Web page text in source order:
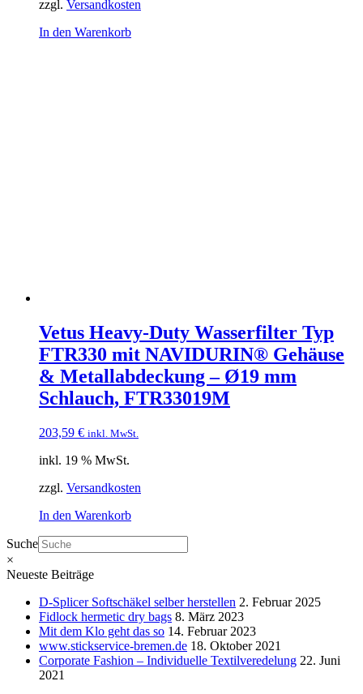
zzgl. Versandkosten
In den Warenkorb
Vetus Heavy-Duty Wasserfilter Typ
FTR330 mit NAVIDURIN® Gehäuse
& Metallabdeckung – Ø19 mm
Schlauch, FTR33019M
203,59 € inkl. MwSt.
inkl. 19 % MwSt.
zzgl. Versandkosten
In den Warenkorb
Suche
×
Neueste Beiträge
D-Splicer Softschäkel selber herstellen 2. Februar 2025
Fidlock hermetic dry bags 8. März 2023
Mit dem Klo geht das so 14. Februar 2023
www.stickservice-bremen.de 18. Oktober 2021
Corporate Fashion – Individuelle Textilveredelung 22. Juni
2021